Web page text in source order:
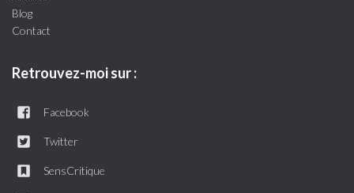
Blog
Contact
Retrouvez-moi sur :
Facebook
Twitter
SensCritique